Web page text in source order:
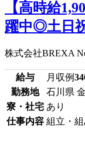
【高時給
躍中◎土日
株式会社BREXA
給与 月収例
勤務地
石川県
寮・社宅 あり
仕事内容 組立・